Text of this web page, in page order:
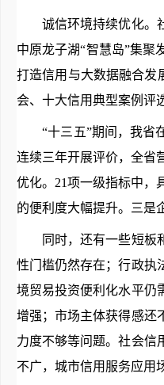
诚信环境持续优化。社
中原龙子湖“智慧岛”集聚
打造信用与大数据融合发
会、十大信用典型案例评
“十三五”期间，我省在
连续三年开展评价，全省
优化。21项一级指标中，
的便利度大幅提升。三是
同时，还有一些短板和
性门槛仍然存在；行政执
境贸易投资便利化水平仍
增强；市场主体获得感还
力度不够等问题。社会信
不广，城市信用服务应用